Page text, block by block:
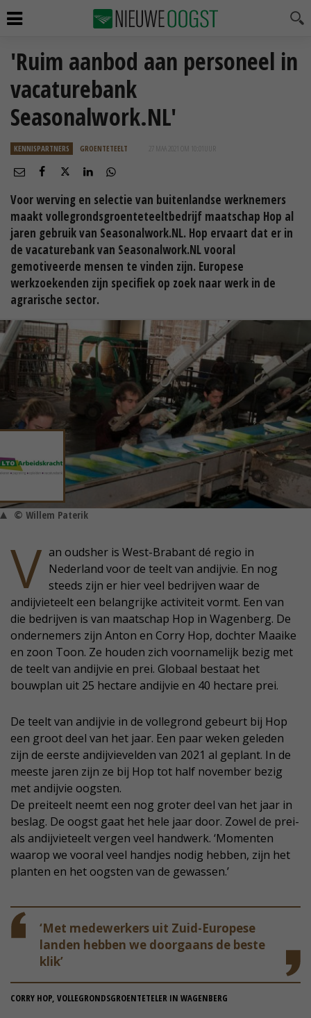
'Ruim aanbod aan personeel in
vacaturebank
Seasonalwork.NL'
KENNISPARTNERS GROENTETEELT 27 MAA 2021 OM 10:01
Voor werving en selectie van buitenlandse werknemers
maakt vollegrondsgroenteteeltbedrijf maatschap Hop al
jaren gebruik van Seasonalwork.NL. Hop ervaart dat er in
de vacaturebank van Seasonalwork.NL vooral
gemotiveerde mensen te vinden zijn. Europese
werkzoekenden zijn specifiek op zoek naar werk in de
agrarische sector.
© Willem Paterik
V an oudsher is West-Brabant dé regio in
Nederland voor de teelt van andijvie. En nog
steeds zijn er hier veel bedrijven waar de
andijvieteelt een belangrijke activiteit vormt. Een van
die bedrijven is van maatschap Hop in Wagenberg. De
ondernemers zijn Anton en Corry Hop, dochter Maaike
en zoon Toon. Ze houden zich voornamelijk bezig met
de teelt van andijvie en prei. Globaal bestaat het
bouwplan uit 25 hectare andijvie en 40 hectare prei.
De teelt van andijvie in de vollegrond gebeurt bij Hop
een groot deel van het jaar. Een paar weken geleden
zijn de eerste andijvievelden van 2021 al geplant. In de
meeste jaren zijn ze bij Hop tot half november bezig
met andijvie oogsten.
De preiteelt neemt een nog groter deel van het jaar in
beslag. De oogst gaat het hele jaar door. Zowel de prei-
als andijvieteelt vergen veel handwerk. ‘Momenten
waarop we vooral veel handjes nodig hebben, zijn het
planten en het oogsten van de gewassen.’
‘Met medewerkers uit Zuid-Europese
landen hebben we doorgaans de beste
klik’
CORRY HOP, VOLLEGRONDSGROENTETELER IN WAGENBERG